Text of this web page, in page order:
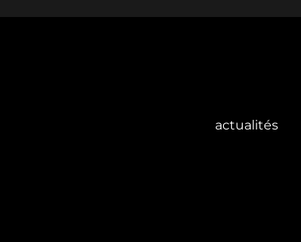
actualités